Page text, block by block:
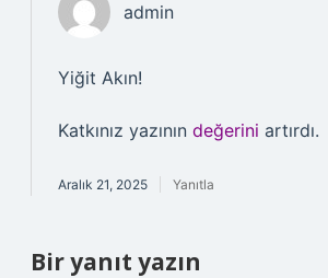
admin
Yiğit Akın!
Katkınız yazının değerini artırdı.
Aralık 21, 2025 Yanıtla
Bir yanıt yazın